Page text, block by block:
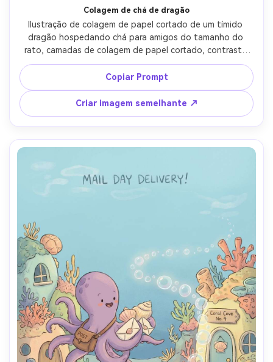
Colagem de chá de dragão
Ilustração de colagem de papel cortado de um tímido
dragão hospedando chá para amigos do tamanho do
rato, camadas de colagem de papel cortado, contraste
de escala brincalhão, composição de espalhamento de
livro de histórias, papéis padrão simples, iluminação
quente para dormir, personagem consistente através das
páginas, área vazia de toalha de mesa para texto, lente
de 85mm, profundidade de campo rasa- -ar 4:5
Copiar Prompt
Criar imagem semelhante ↗